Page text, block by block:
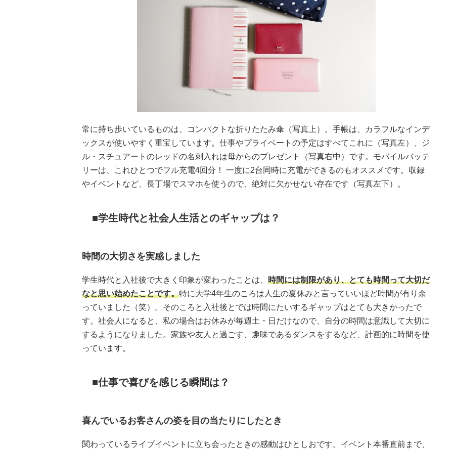
常に持ち歩いているものは、コンパクトな折りたたみ傘（写真上）。手帳は、カラフルなインデ
ックスが使いやすく重宝しています。仕事やプライベートの予定はすべてこれに（写真左）、ジ
ル・スチュアートのレッドの名刺入れは母からのプレゼント（写真右中）です。モバイルバッテ
リーは、これひとつでフル充電4回分！ 一度に2台同時に充電ができるのもオススメです。収録
やイベントなど、長丁場でスマホを使うので、絶対に欠かせない存在です（写真左下）。
学生時代と社会人生活とのギャップは？
時間の大切さを実感しました
学生時代と入社後で大きく印象が変わったことは、 時間には制限があり、とても時間って大切だ
なと思い始めたことです。特に大学4年生のころは人生の夏休みと言っていいほど時間が有り余
っていました（笑）。そのころと入社後とでは時間にたいするギャップはとても大きかったで
す。社会人になると、私の場合はお休みが毎週土・日だけなので、自分の時間は意識して大切に
するようになりました。家族や友人と過ごす、趣味であるダンスをするなど、計画的に時間を使
っています。
仕事で喜びを感じる瞬間は？
喜んでいるお客さんの姿を目の当たりにしたとき
関わっているライブイベントに立ち会ったときの感動はひとしおです。イベント本番直前まで、